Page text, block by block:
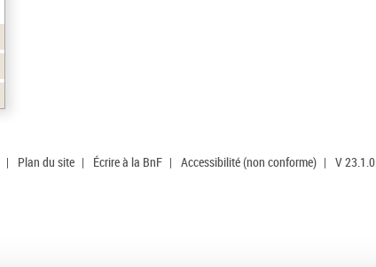
| Plan du site | Écrire à la BnF | Accessibilité (non conforme) | V 23.1.0